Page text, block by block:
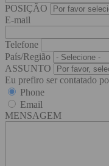
POSIÇÃO
E-mail
Telefone
País/Região
ASSUNTO
Eu prefiro ser contatado
Phone
Email
MENSAGEM